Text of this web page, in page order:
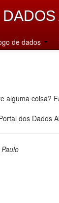
de dados
alguma coisa?
dos Dados